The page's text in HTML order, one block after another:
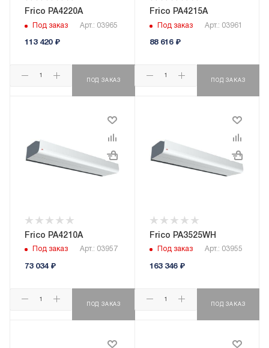
Frico PA4220A
Под заказ Арт.: 03965
113 420₽
ПОД ЗАКАЗ
Frico PA4215A
Под заказ Арт.: 03961
88 616₽
ПОД ЗАКАЗ
Frico PA4210A
Под заказ Арт.: 03957
73 034₽
ПОД ЗАКАЗ
Frico PA3525WH
Под заказ Арт.: 03955
163 346₽
ПОД ЗАКАЗ